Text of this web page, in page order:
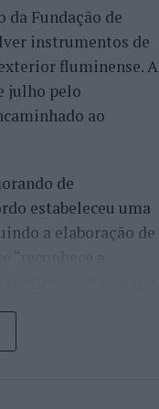
turístico”,
o
da Beira Interior
França, Israel e
da Fundação de
instrumentos de
fluminense. A
julho pelo
ao
de
estabeleceu uma
a elaboração de
e